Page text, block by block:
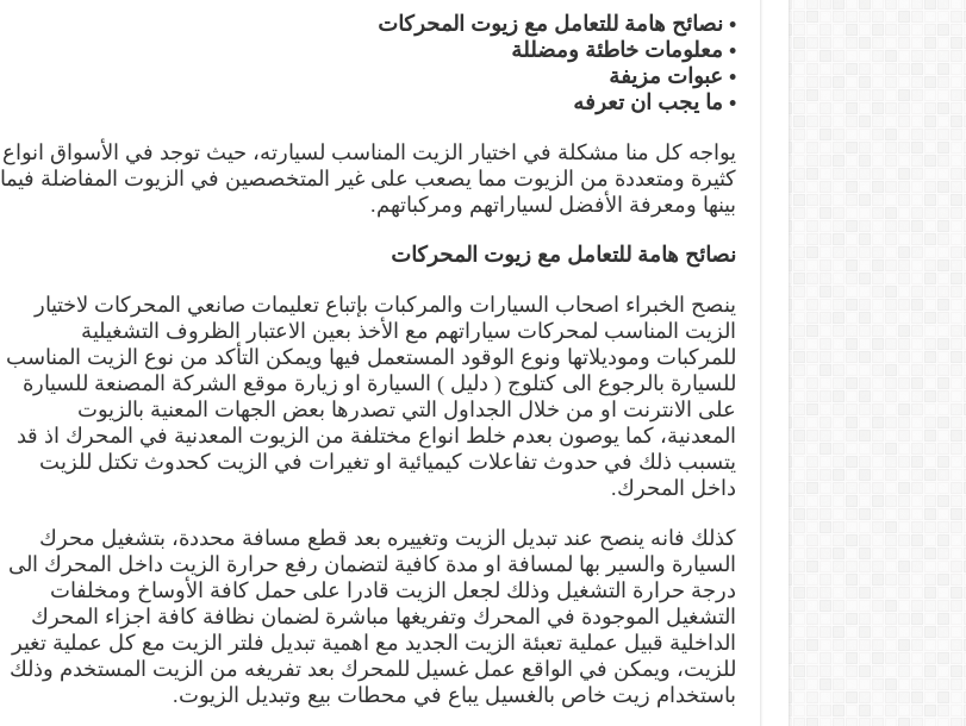
• نصائح هامة للتعامل مع زيوت المحركات
• معلومات خاطئة ومضللة
• عبوات مزيفة
• ما يجب ان تعرفه
يواجه كل منا مشكلة في اختيار الزيت المناسب لسيارته، حيث توجد في الأسواق انواع
كثيرة ومتعددة من الزيوت مما يصعب على غير المتخصصين في الزيوت المفاضلة فيما
بينها ومعرفة الأفضل لسياراتهم ومركباتهم.
نصائح هامة للتعامل مع زيوت المحركات
ينصح الخبراء اصحاب السيارات والمركبات بإتباع تعليمات صانعي المحركات لاختيار
الزيت المناسب لمحركات سياراتهم مع الأخذ بعين الاعتبار الظروف التشغيلية
للمركبات وموديلاتها ونوع الوقود المستعمل فيها ويمكن التأكد من نوع الزيت المناسب
للسيارة بالرجوع الى كتلوج ( دليل ) السيارة او زيارة موقع الشركة المصنعة للسيارة
على الانترنت او من خلال الجداول التي تصدرها بعض الجهات المعنية بالزيوت
المعدنية، كما يوصون بعدم خلط انواع مختلفة من الزيوت المعدنية في المحرك اذ قد
يتسبب ذلك في حدوث تفاعلات كيميائية او تغيرات في الزيت كحدوث تكتل للزيت
داخل المحرك.
كذلك فانه ينصح عند تبديل الزيت وتغييره بعد قطع مسافة محددة، بتشغيل محرك
السيارة والسير بها لمسافة او مدة كافية لتضمان رفع حرارة الزيت داخل المحرك الى
درجة حرارة التشغيل وذلك لجعل الزيت قادرا على حمل كافة الأوساخ ومخلفات
التشغيل الموجودة في المحرك وتفريغها مباشرة لضمان نظافة كافة اجزاء المحرك
الداخلية قبيل عملية تعبئة الزيت الجديد مع اهمية تبديل فلتر الزيت مع كل عملية تغير
للزيت، ويمكن في الواقع عمل غسيل للمحرك بعد تفريغه من الزيت المستخدم وذلك
باستخدام زيت خاص بالغسيل يباع في محطات بيع وتبديل الزيوت.